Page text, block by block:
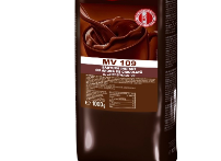
Macchiato sau
combinarea cu
Public tinta:
doreste
cafea cu optiuni